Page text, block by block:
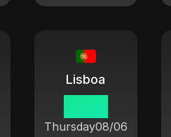
Lisboa
Thursday08/06